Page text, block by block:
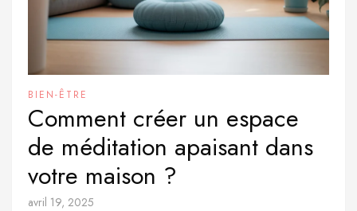
BIEN-ÊTRE
Comment créer un espace
de méditation apaisant dans
votre maison ?
avril 19, 2025